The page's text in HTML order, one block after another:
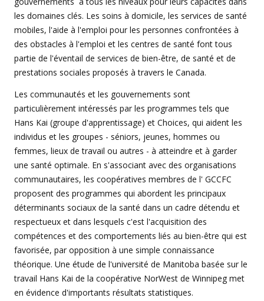
les domaines clés. Les soins à domicile, les services de santé
mobiles, l'aide à l'emploi pour les personnes confrontées à
des obstacles à l'emploi et les centres de santé font tous
partie de l'éventail de services de bien-être, de santé et de
prestations sociales proposés à travers le Canada.
Les communautés et les gouvernements sont
particulièrement intéressés par les programmes tels que
Hans Kai (groupe d'apprentissage) et Choices, qui aident les
individus et les groupes - séniors, jeunes, hommes ou
femmes, lieux de travail ou autres - à atteindre et à garder
une santé optimale. En s'associant avec des organisations
communautaires, les coopératives membres de l' GCCFC
proposent des programmes qui abordent les principaux
déterminants sociaux de la santé dans un cadre détendu et
respectueux et dans lesquels c'est l'acquisition des
compétences et des comportements liés au bien-être qui est
favorisée, par opposition à une simple connaissance
théorique. Une étude de l'université de Manitoba basée sur le
travail Hans Kai de la coopérative NorWest de Winnipeg met
en évidence d'importants résultats statistiques.